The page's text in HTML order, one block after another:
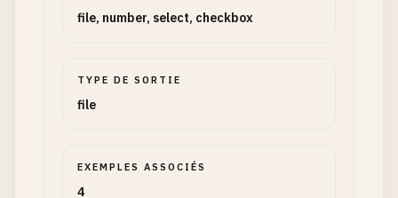
file, number, select, checkbox
TYPE DE SORTIE
file
EXEMPLES ASSOCIÉS
4